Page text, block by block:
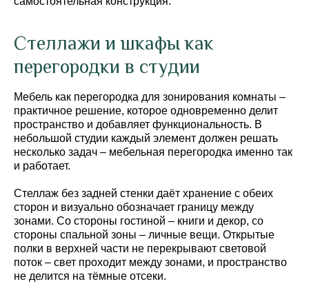
Стеллажи и шкафы как
перегородки в студии
Мебель как перегородка для зонирования комнаты –
практичное решение, которое одновременно делит
пространство и добавляет функциональность. В
небольшой студии каждый элемент должен решать
несколько задач – мебельная перегородка именно так
и работает.
Стеллаж без задней стенки даёт хранение с обеих
сторон и визуально обозначает границу между
зонами. Со стороны гостиной – книги и декор, со
стороны спальной зоны – личные вещи. Открытые
полки в верхней части не перекрывают световой
поток – свет проходит между зонами, и пространство
не делится на тёмные отсеки.